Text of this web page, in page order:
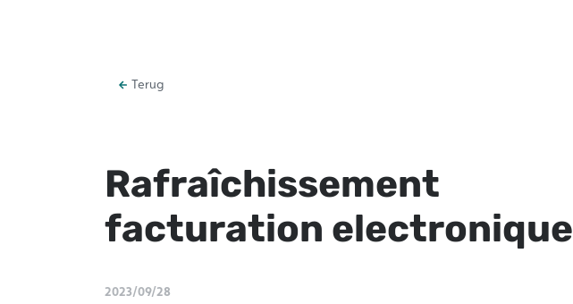
Terug
Rafraîchissement
facturation electronique
2023/09/28